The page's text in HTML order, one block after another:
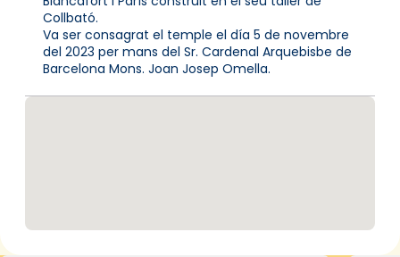
Collbató.
Va ser consagrat el temple el día 5 de novembre
del 2023 per mans del Sr. Cardenal Arquebisbe de
Barcelona Mons. Joan Josep Omella.